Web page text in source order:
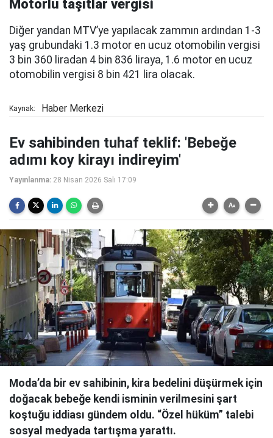
Motorlu taşıtlar vergisi
Diğer yandan MTV’ye yapılacak zammın ardından 1-3
yaş grubundaki 1.3 motor en ucuz otomobilin vergisi
3 bin 360 liradan 4 bin 836 liraya, 1.6 motor en ucuz
otomobilin vergisi 8 bin 421 lira olacak.
Kaynak: Haber Merkezi
Ev sahibinden tuhaf teklif: 'Bebeğe
adımı koy kirayı indireyim'
Yayınlanma: 28 Nisan 2026 Salı 17:09
Moda’da bir ev sahibinin, kira bedelini düşürmek için
doğacak bebeğe kendi isminin verilmesini şart
koştuğu iddiası gündem oldu. “Özel hüküm” talebi
sosyal medyada tartışma yarattı.